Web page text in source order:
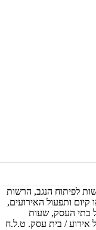
לפיתוח הנגב, הרשות
קיום ותפעול האירועים,
בתי העסק, שעות
אירוע / בית עסק. ט.ל.ח